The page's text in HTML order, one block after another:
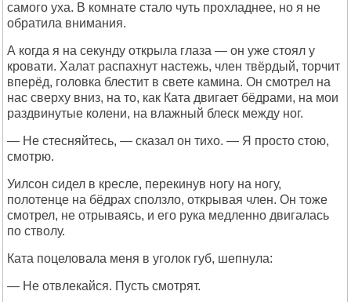
самого уха. В комнате стало чуть прохладнее, но я не
обратила внимания.
А когда я на секунду открыла глаза — он уже стоял у
кровати. Халат распахнут настежь, член твёрдый, торчит
вперёд, головка блестит в свете камина. Он смотрел на
нас сверху вниз, на то, как Ката двигает бёдрами, на мои
раздвинутые колени, на влажный блеск между ног.
— Не стесняйтесь, — сказал он тихо. — Я просто стою,
смотрю.
Уилсон сидел в кресле, перекинув ногу на ногу,
полотенце на бёдрах сползло, открывая член. Он тоже
смотрел, не отрываясь, и его рука медленно двигалась
по стволу.
Ката поцеловала меня в уголок губ, шепнула:
— Не отвлекайся. Пусть смотрят.